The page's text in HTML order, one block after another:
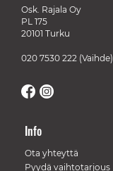
Osk. Rajala Oy
PL 175
20101 Turku
020 7530 222 (Vaihde)
Info
Ota yhteyttä
Pyydä vaihtotarjous